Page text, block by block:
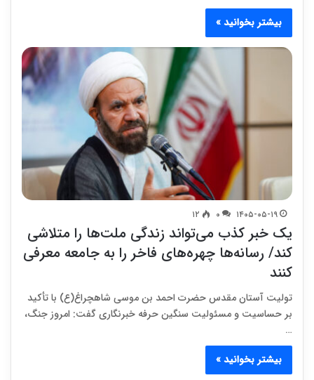
بیشتر بخوانید »
۱۴۰۵-۰۵-۱۹ ۰ ۱۲
یک خبر کذب می‌تواند زندگی ملت‌ها را متلاشی
کند/ رسانه‌ها چهره‌های فاخر را به جامعه معرفی
کنند
تولیت آستان مقدس حضرت احمد بن موسی شاهچراغ(ع) با تأکید
بر حساسیت و مسئولیت سنگین حرفه خبرنگاری گفت: امروز جنگ،
…
بیشتر بخوانید »